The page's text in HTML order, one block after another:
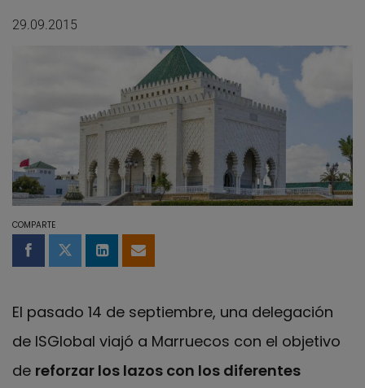
29.09.2015
COMPARTE
Compartir en Facebook
Compartir en Twitter
Compartir en LinkedIn
Compartir por email
El pasado 14 de septiembre, una delegación
de ISGlobal viajó a Marruecos con el objetivo
de reforzar los lazos con los diferentes